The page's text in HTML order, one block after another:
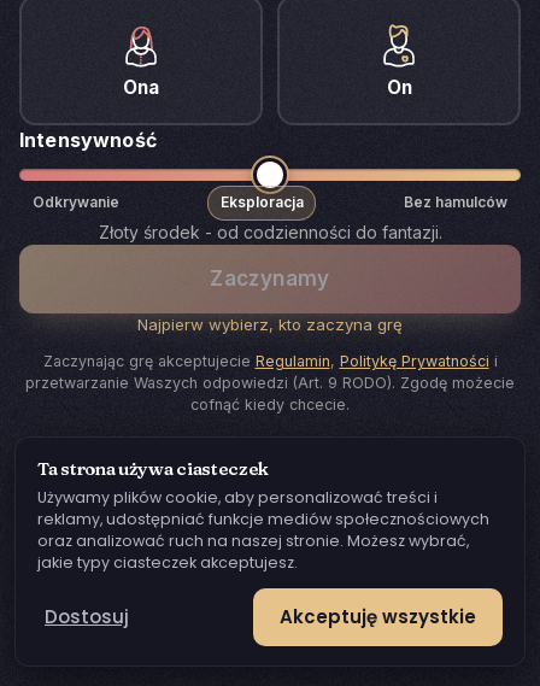
Ona On
Intensywność
Odkrywanie Eksploracja Bez hamulców
Złoty środek - od codzienności do fantazji.
Zaczynamy
Najpierw wybierz, kto zaczyna grę
Zaczynając grę akceptujecie Regulamin, Politykę Prywatności i
przetwarzanie Waszych odpowiedzi (Art. 9 RODO). Zgodę możecie
cofnąć kiedy chcecie.
Ta strona używa ciasteczek
Używamy plików cookie, aby personalizować treści i
reklamy, udostępniać funkcje mediów społecznościowych
oraz analizować ruch na naszej stronie. Możesz wybrać,
jakie typy ciasteczek akceptujesz.
Akceptuję wszystkie
Dostosuj